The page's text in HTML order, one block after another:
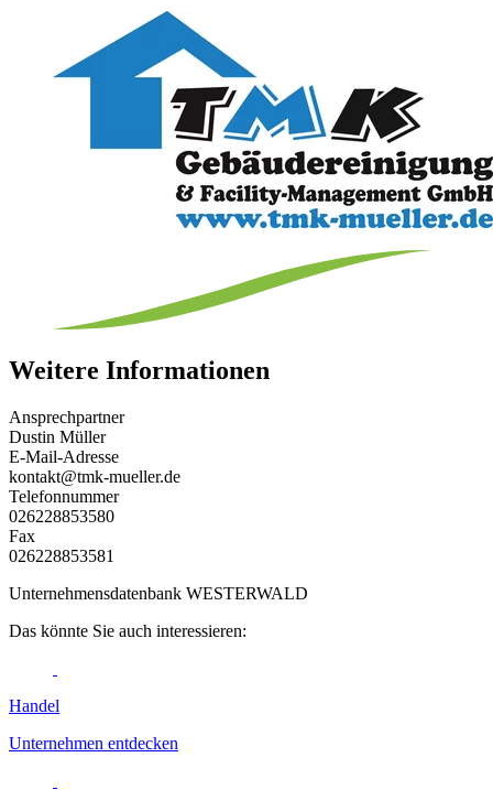
Weitere Informationen
Ansprechpartner
Dustin Müller
E-Mail-Adresse
kontakt@tmk-mueller.de
Telefonnummer
026228853580
Fax
026228853581
Unternehmensdatenbank WESTERWALD
Das könnte Sie auch interessieren:
Handel
Unternehmen entdecken